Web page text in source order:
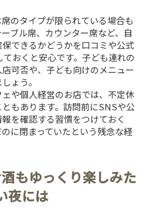
のタイプが限られている場合も
ブル席、カウンター席など、自
できるかどうかを口コミや公式
おくと安心です。子ども連れの
可否や、子ども向けのメニュー
ょう。
や個人経営のお店では、不定休
もあります。訪問前にSNSや公
を確認する習慣をつけておく
に閉まっていたという残念な経
もゆっくり楽しみた
夜には